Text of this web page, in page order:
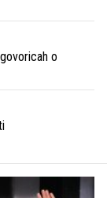
o